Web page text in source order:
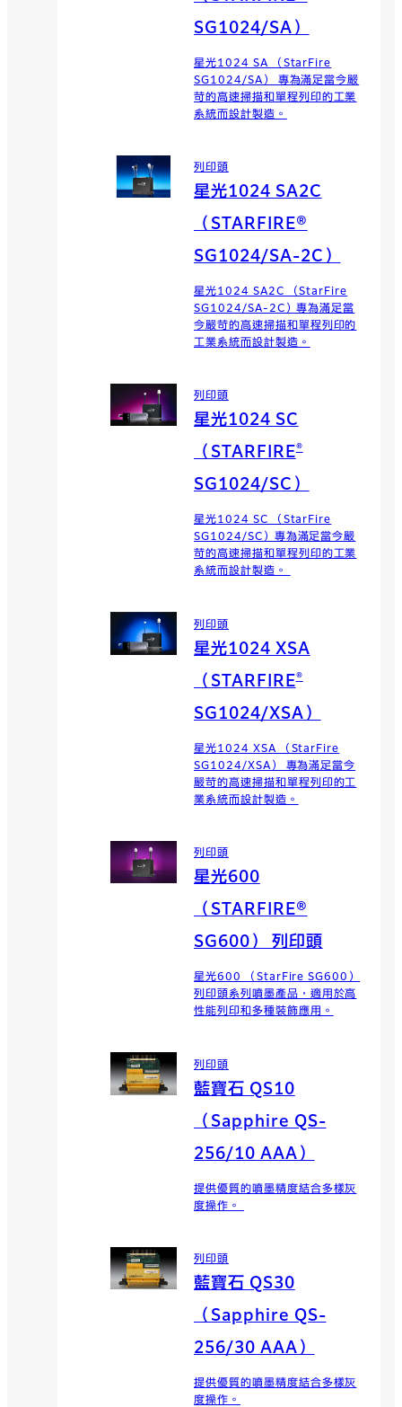
SG1024/SA）
星光1024 SA （StarFire
SG1024/SA） 專為滿足當今嚴
苛的高速掃描和單程列印的工業
系統而設計製造。
列印頭
星光1024 SA2C
（STARFIRE®
SG1024/SA-2C）
星光1024 SA2C （StarFire
SG1024/SA-2C）專為滿足當
今嚴苛的高速掃描和單程列印的
工業系統而設計製造。
列印頭
星光1024 SC
（STARFIRE®
SG1024/SC）
星光1024 SC （StarFire
SG1024/SC）專為滿足當今嚴
苛的高速掃描和單程列印的工業
系統而設計製造。
列印頭
星光1024 XSA
（STARFIRE®
SG1024/XSA）
星光1024 XSA （StarFire
SG1024/XSA） 專為滿足當今
嚴苛的高速掃描和單程列印的工
業系統而設計製造。
列印頭
星光600
（STARFIRE®
SG600） 列印頭
星光600 （StarFire SG600）
列印頭系列噴墨產品，適用於高
性能列印和多種裝飾應用。
列印頭
藍寶石 QS10
（Sapphire QS-
256/10 AAA）
提供優質的噴墨精度結合多樣灰
度操作。
列印頭
藍寶石 QS30
（Sapphire QS-
256/30 AAA）
提供優質的噴墨精度結合多樣灰
度操作。